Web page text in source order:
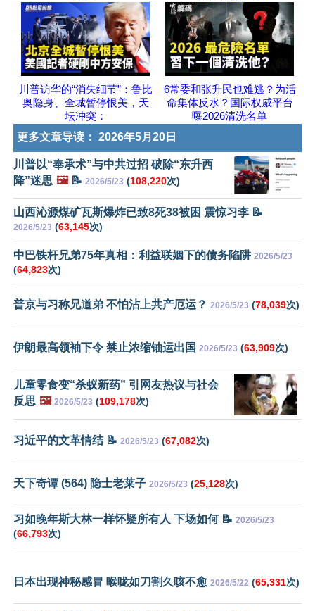
川普访华的“消失细节”：鲁比
奥隐身、全城暂停恨美，天
坛冲突：
6常委和张升民也难逃？为活
命集体反水？国际权威平台
曝2026清洗名单
更多文章导读： 2026年5月20日
川普以“奉承术”与中共过招 破除“东升西
降”迷思 🖼️📝 2026/5/23 (108,220次)
山西沁源煤矿瓦斯爆炸已致8死38被困 震惊习李 📝
2026/5/23 (63,145次)
中巴铁杆兄弟75年真相：利益联姻下的债务陷阱 2026/5/23
(64,823次)
普京与习称兄道弟 不怕沾上共产厄运？ 2026/5/23 (78,039次)
伊朗最高领袖下令 禁止浓缩铀运出国 2026/5/23 (63,909次)
儿童零食变“杀蚁新药” 引网友热议与社会
反思 🖼️ 2026/5/23 (109,178次)
习近平的文革情结 📝 2026/5/23 (67,082次)
天下奇谭 (564) 隐士老莱子 2026/5/23 (25,128次)
习如晚年斯大林一样怀疑所有人 下场如何 📝 2026/5/23
(66,793次)
日本出现神秘感冒 喉咙如刀割久咳不愈 2026/5/22 (65,331次)